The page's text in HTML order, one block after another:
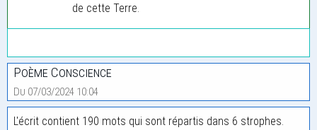
de cette Terre.
Poème Conscience
Du 07/03/2024 10:04
L'écrit contient 190 mots qui sont répartis dans 6 strophes.